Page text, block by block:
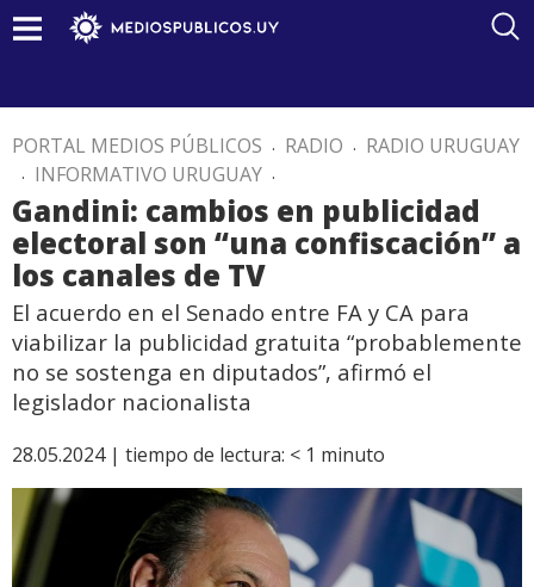
PORTAL MEDIOS PÚBLICOS . RADIO . RADIO URUGUAY
. INFORMATIVO URUGUAY .
Gandini: cambios en publicidad
electoral son “una confiscación” a
los canales de TV
El acuerdo en el Senado entre FA y CA para
viabilizar la publicidad gratuita “probablemente
no se sostenga en diputados”, afirmó el
legislador nacionalista
28.05.2024 | tiempo de lectura: < 1 minuto